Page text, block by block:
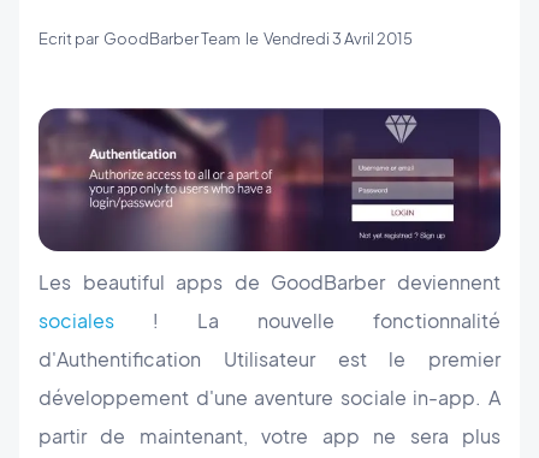
Ecrit par GoodBarber Team le Vendredi 3 Avril 2015
Les beautiful apps de GoodBarber deviennent
sociales ! La nouvelle fonctionnalité
d'Authentification Utilisateur est le premier
développement d'une aventure sociale in-app. A
partir de maintenant, votre app ne sera plus